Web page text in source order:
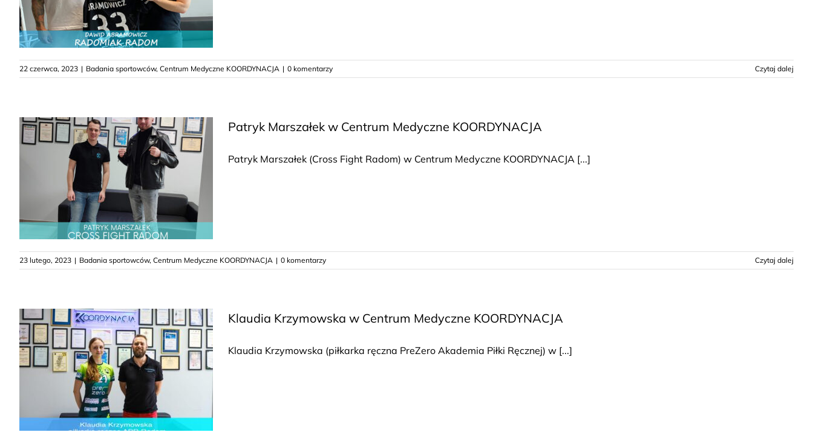
22 czerwca, 2023 | Badania sportowców, Centrum Medyczne KOORDYNACJA | 0 komentarzy Czytaj dalej
Patryk Marszałek w Centrum Medyczne KOORDYNACJA
Patryk Marszałek (Cross Fight Radom) w Centrum Medyczne KOORDYNACJA [...]
23 lutego, 2023 | Badania sportowców, Centrum Medyczne KOORDYNACJA | 0 komentarzy Czytaj dalej
Klaudia Krzymowska w Centrum Medyczne KOORDYNACJA
Klaudia Krzymowska (piłkarka ręczna PreZero Akademia Piłki Ręcznej) w [...]